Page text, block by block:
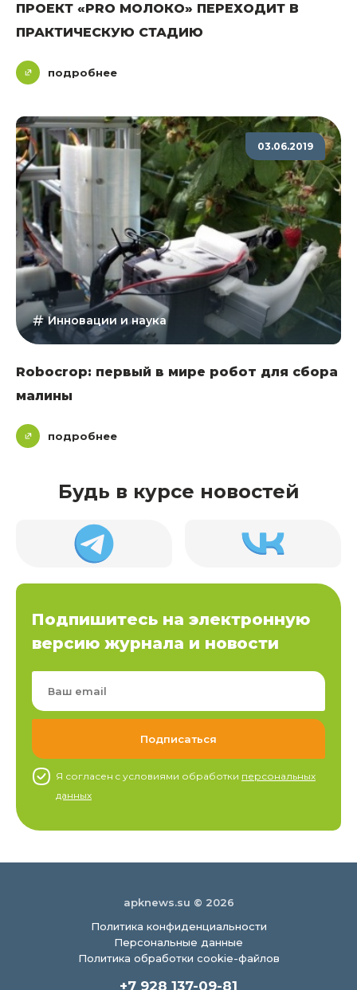
ПРОЕКТ «PRO МОЛОКО» ПЕРЕХОДИТ В
ПРАКТИЧЕСКУЮ СТАДИЮ
подробнее
03.06.2019
Инновации и наука
Robocrop: первый в мире робот для сбора
малины
подробнее
Будь в курсе новостей
Подпишитесь на электронную
версию журнала и новости
Я согласен c условиями обработки персональных
данных
apknews.su © 2026
Политика конфиденциальности
Персональные данные
Политика обработки cookie-файлов
+7 928 137-09-81